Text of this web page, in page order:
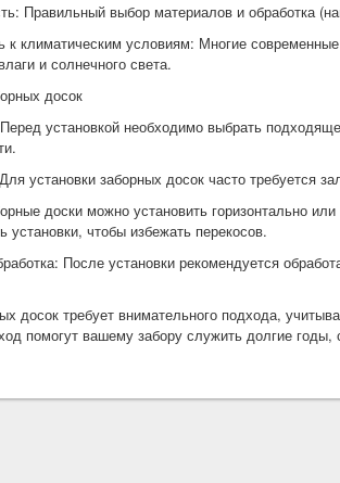
Правильный выбор материалов и обработка
к климатическим условиям: Многие
и солнечного света.
досок
установкой необходимо выбрать
установки заборных досок часто требуется
доски можно установить горизонтально
установки, чтобы избежать перекосов.
После установки рекомендуется
досок требует внимательного подхода,
помогут вашему забору служить долгие